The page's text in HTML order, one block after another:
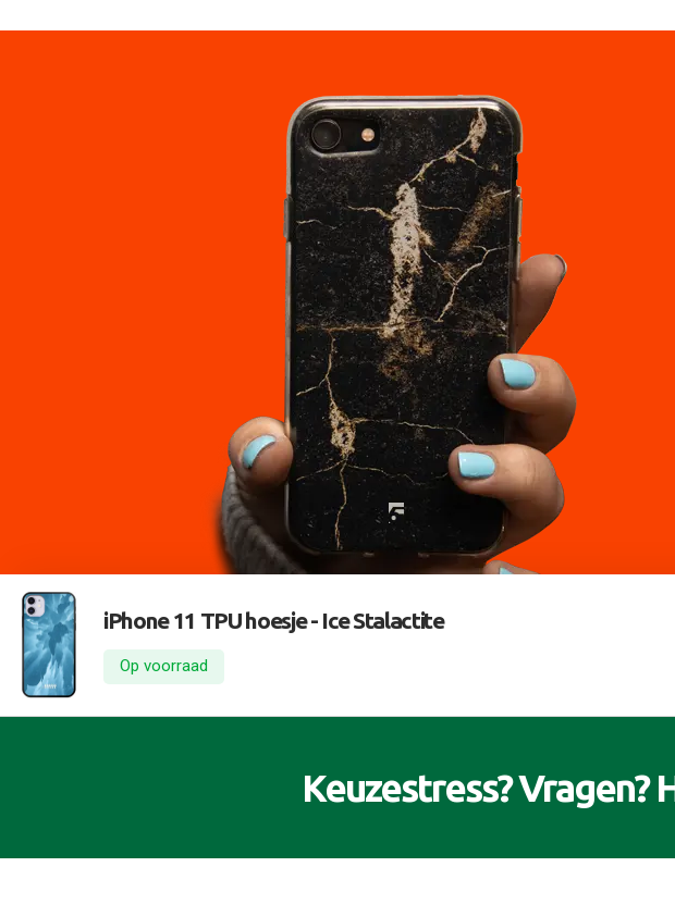
iPhone 11 TPU hoesje -Ice Stalactite
Op voorraad
Keuzestress? Vragen?